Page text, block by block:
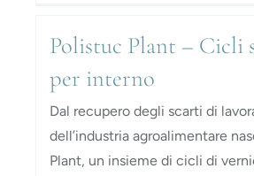
Polistuc Plant – Cicli
per interno
Dal recupero degli scarti di
dell’industria agroalimentare
Plant, un insieme di cicli di